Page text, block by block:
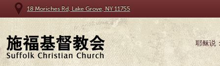
18 Moriches Rd, Lake Grove, NY 11755
耶稣说